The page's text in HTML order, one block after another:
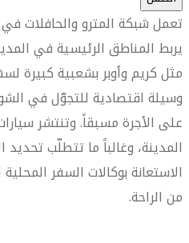
تعمل شبكة المترو والحافلات
يربط المناطق الرئيسية في
مثل كريم وأوبر بشعبية كبيرة
وسيلة اقتصادية للتجوّل في
على الأجرة مسبقاً. وتنتشر
المدينة، وغالباً ما تتطلّب
الاستعانة بوكالات السفر
من الراحة.